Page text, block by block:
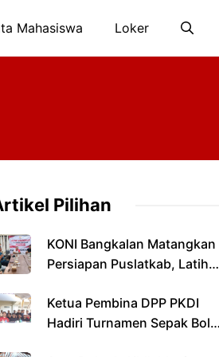
Mahasiswa Loker
Pilihan
KONI Bangkalan Matangkan
Persiapan Puslatkab, Latihan
2027
Ketua Pembina DPP PKDI
Hadiri Turnamen Sepak Bola